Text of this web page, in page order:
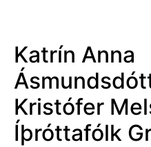
Katrín Anna
Kristófer
Íþróttafólk